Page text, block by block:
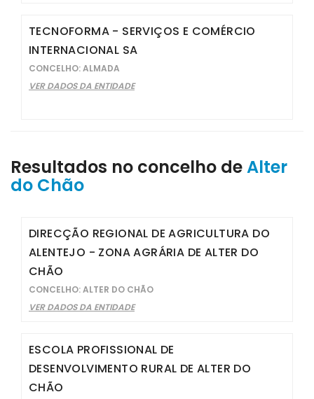
TECNOFORMA - SERVIÇOS E COMÉRCIO
INTERNACIONAL SA
CONCELHO: ALMADA
VER DADOS DA ENTIDADE
Resultados no concelho deAlter
do Chão
DIRECÇÃO REGIONAL DE AGRICULTURA DO
ALENTEJO - ZONA AGRÁRIA DE ALTER DO
CHÃO
CONCELHO: ALTER DO CHÃO
VER DADOS DA ENTIDADE
ESCOLA PROFISSIONAL DE
DESENVOLVIMENTO RURAL DE ALTER DO
CHÃO